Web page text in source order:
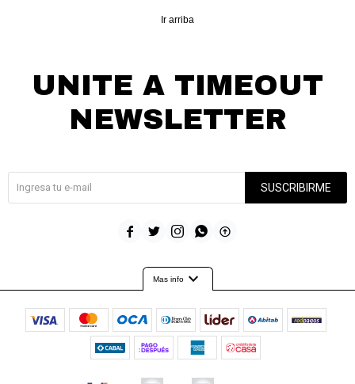
Ir arriba
UNITE A TIMEOUT
NEWSLETTER
SUSCRIBIRME
    
Mas infoexpand_more